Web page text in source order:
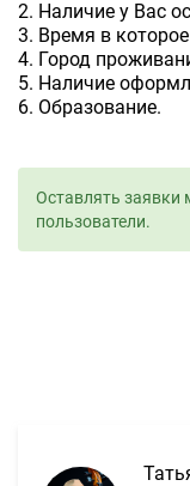
2. Наличие у Вас
3. Время в
4. Город
5. Наличие
6. Образование.
Оставлять заявки
пользователи.